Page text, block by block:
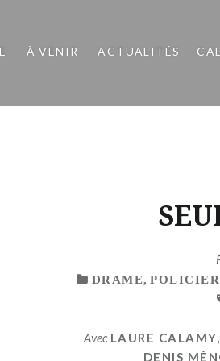
À VENIR ACTUALITÉS
DRAME,POLICIER
Avec LAURE CALAMY
DENIS